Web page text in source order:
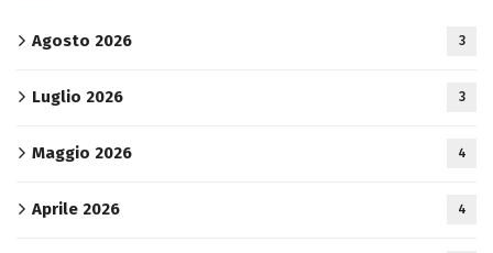
Agosto 2026 3
Luglio 2026 3
Maggio 2026 4
Aprile 2026 4